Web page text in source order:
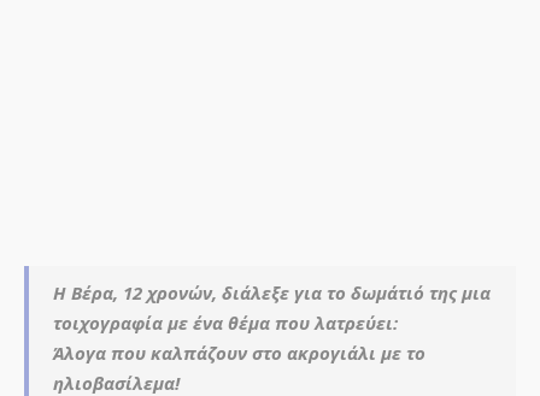
Η Βέρα, 12 χρονών, διάλεξε για το δωμάτιό της μια
τοιχογραφία με ένα θέμα που λατρεύει:
Άλογα που καλπάζουν στο ακρογιάλι με το
ηλιοβασίλεμα!